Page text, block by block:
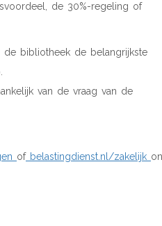
de 30%-regeling of
de bibliotheek de belangrijkste
van de vraag van de
ofbelastingdienst.nl/zakelijk